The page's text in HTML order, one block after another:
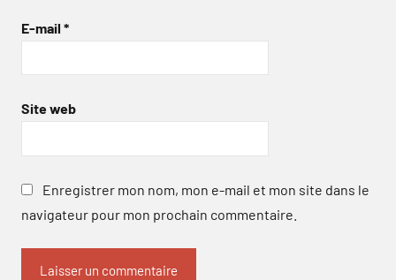
E-mail *
Site web
Enregistrer mon nom, mon e-mail et mon site dans le
navigateur pour mon prochain commentaire.